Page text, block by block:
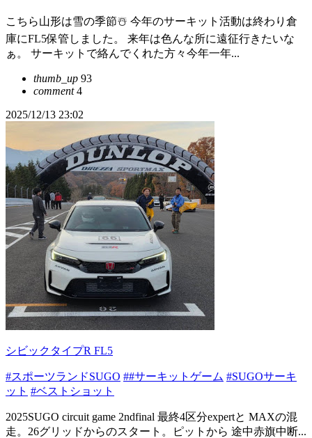
こちら山形は雪の季節☃️ 今年のサーキット活動は終わり倉
庫にFL5保管しました。 来年は色んな所に遠征行きたいな
ぁ。 サーキットで絡んでくれた方々今年一年...
thumb_up 93
comment4
2025/12/13 23:02
シビックタイプR FL5
#スポーツランドSUGO ##サーキットゲーム #SUGOサーキ
ット #ベストショット
2025SUGO circuit game 2ndfinal 最終4区分expertと MAXの混
走。26グリッドからのスタート。ピットから 途中赤旗中断...